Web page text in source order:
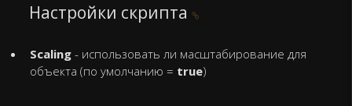
Настройки скрипта
Scaling - использовать ли масштабирование для
объекта (по умолчанию = true)